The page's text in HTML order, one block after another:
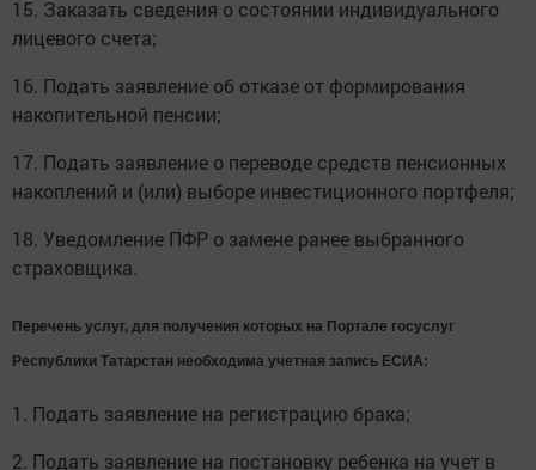
15. Заказать сведения о состоянии индивидуального
лицевого счета;
16. Подать заявление об отказе от формирования
накопительной пенсии;
17. Подать заявление о переводе средств пенсионных
накоплений и (или) выборе инвестиционного портфеля;
18. Уведомление ПФР о замене ранее выбранного
страховщика.
Перечень услуг, для получения которых на Портале госуслуг
Республики Татарстан необходима учетная запись ЕСИА:
1. Подать заявление на регистрацию брака;
2. Подать заявление на постановку ребенка на учет в